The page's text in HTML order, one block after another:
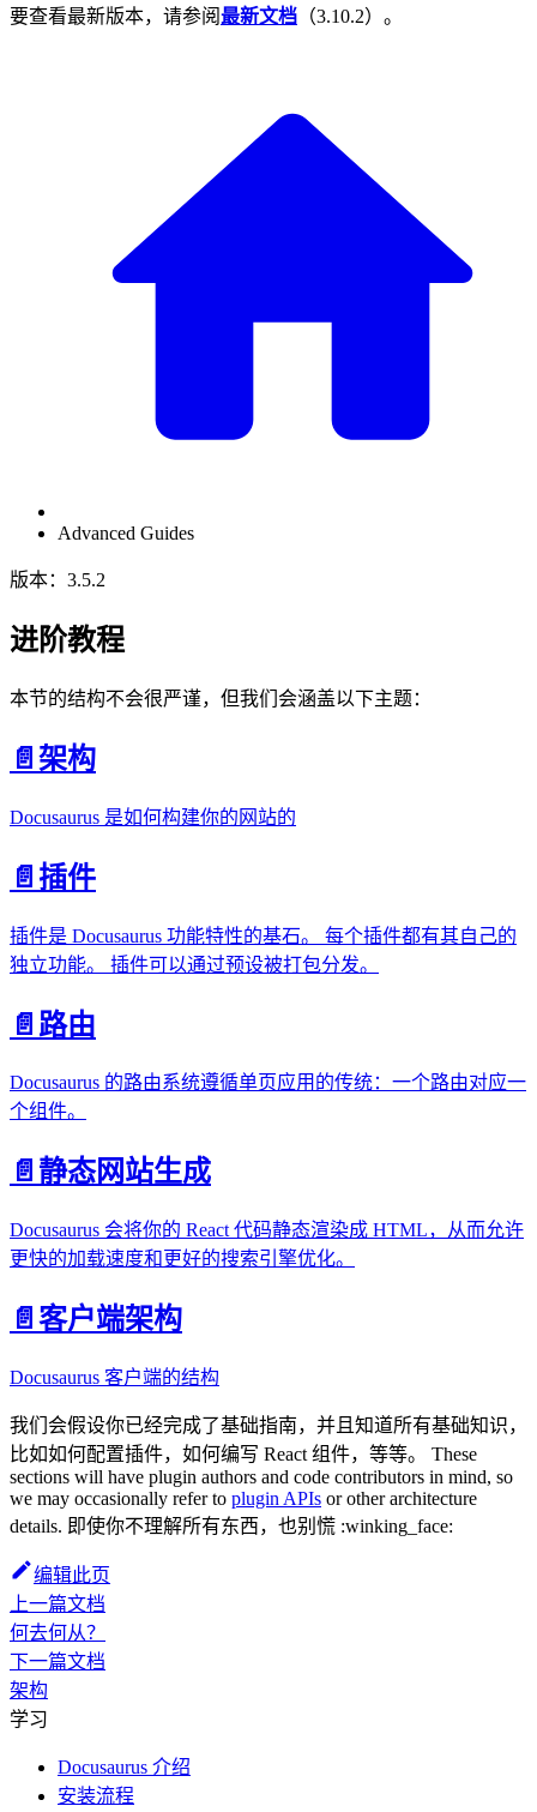
要查看最新版本，请参阅最新文档 （3.10.2）。
Advanced Guides
版本：3.5.2
进阶教程
本节的结构不会很严谨，但我们会涵盖以下主题：
📄️ 架构
Docusaurus 是如何构建你的网站的
📄️ 插件
插件是 Docusaurus 功能特性的基石。 每个插件都有其自己的
独立功能。 插件可以通过预设被打包分发。
📄️ 路由
Docusaurus 的路由系统遵循单页应用的传统：一个路由对应一
个组件。
📄️ 静态网站生成
Docusaurus 会将你的 React 代码静态渲染成 HTML，从而允许
更快的加载速度和更好的搜索引擎优化。
📄️ 客户端架构
Docusaurus 客户端的结构
我们会假设你已经完成了基础指南，并且知道所有基础知识，
比如如何配置插件，如何编写 React 组件，等等。 These
sections will have plugin authors and code contributors in mind, so
we may occasionally refer to plugin APIs or other architecture
details. 即使你不理解所有东西，也别慌 :winking_face:
编辑此页
上一篇文档
何去何从？
下一篇文档
架构
学习
Docusaurus 介绍
安装流程